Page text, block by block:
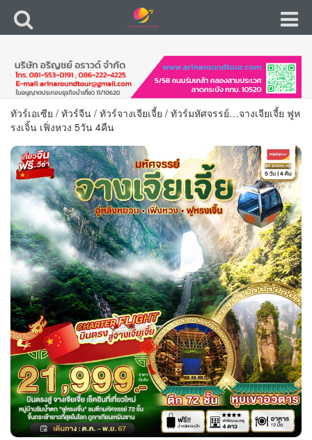
ทัวร์เอเซีย / ทัวร์จีน / ทัวร์จางเจียเจี้ย / ทัวร์มหัศจรรย์…จางเจียเจี้ย ฟูห
รงเจิ้น เฟิ่งหวง 5วัน 4คืน